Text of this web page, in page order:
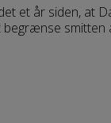
et år siden, at
begrænse smitten